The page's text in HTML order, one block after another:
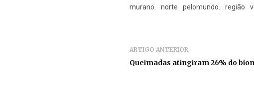
murano.
norte pelomundo. região
ARTIGO ANTERIOR
Queimadas atingiram 26% do